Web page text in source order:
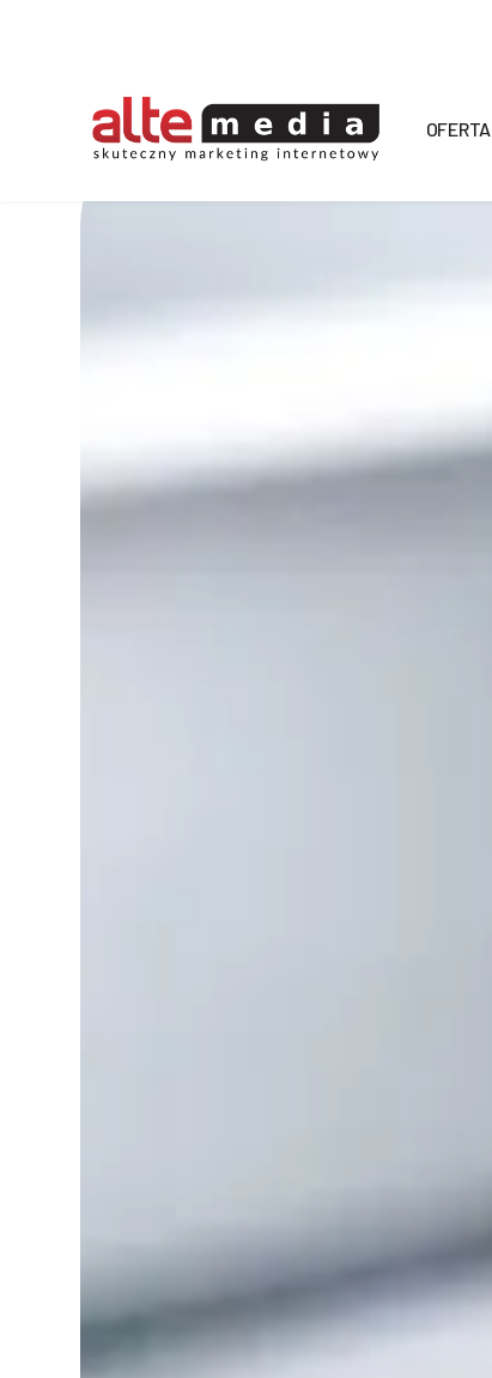
Alte
OFERTA